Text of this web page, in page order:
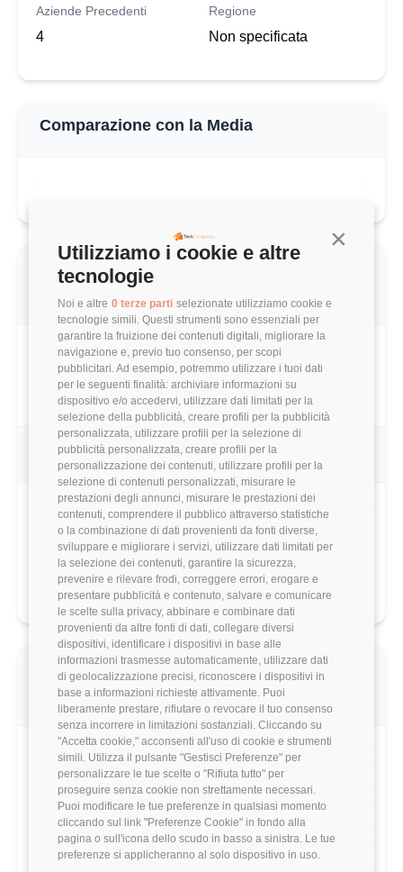
Continua
Utilizziamo i cookie e altre
tecnologie
Noi e altre 0 terze parti selezionate utilizziamo cookie e
tecnologie simili. Questi strumenti sono essenziali per
garantire la fruizione dei contenuti digitali, migliorare la
navigazione e, previo tuo consenso, per scopi
pubblicitari. Ad esempio, potremmo utilizzare i tuoi dati
per le seguenti finalità: archiviare informazioni su
dispositivo e/o accedervi, utilizzare dati limitati per la
selezione della pubblicità, creare profili per la pubblicità
personalizzata, utilizzare profili per la selezione di
pubblicità personalizzata, creare profili per la
personalizzazione dei contenuti, utilizzare profili per la
selezione di contenuti personalizzati, misurare le
prestazioni degli annunci, misurare le prestazioni dei
contenuti, comprendere il pubblico attraverso statistiche
o la combinazione di dati provenienti da fonti diverse,
sviluppare e migliorare i servizi, utilizzare dati limitati per
la selezione dei contenuti, garantire la sicurezza,
prevenire e rilevare frodi, correggere errori, erogare e
presentare pubblicità e contenuto, salvare e comunicare
le scelte sulla privacy, abbinare e combinare dati
provenienti da altre fonti di dati, collegare diversi
dispositivi, identificare i dispositivi in base alle
informazioni trasmesse automaticamente, utilizzare dati
di geolocalizzazione precisi, riconoscere i dispositivi in
base a informazioni richieste attivamente. Puoi
liberamente prestare, rifiutare o revocare il tuo consenso
senza incorrere in limitazioni sostanziali. Cliccando su
"Accetta cookie," acconsenti all'uso di cookie e strumenti
simili. Utilizza il pulsante "Gestisci Preferenze" per
personalizzare le tue scelte o "Rifiuta tutto" per
proseguire senza cookie non strettamente necessari.
Puoi modificare le tue preferenze in qualsiasi momento
cliccando sul link "Preferenze Cookie" in fondo alla
pagina o sull'icona dello scudo in basso a sinistra. Le tue
preferenze si applicheranno al solo dispositivo in uso.
Aziende Precedenti
4
Regione
Non specificata
Comparazione con la Media
Valutazione complessiva Horsa Run di
questo utente
3.6/5 Basato su 5 parametri di valutazione
Benefits & Compensi
Buoni Pasto 7€/giorno
Stock Options
Bonus Annuale
Valutazione dettagliata Horsa Run di
questo utente
Work-Life Balance
Crescita Professionale
Stack Tecnologico